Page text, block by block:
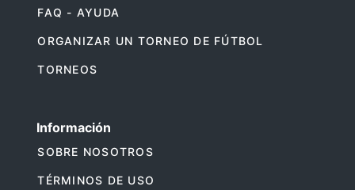
FAQ - AYUDA
ORGANIZAR UN TORNEO DE FÚTBOL
TORNEOS
Información
SOBRE NOSOTROS
TÉRMINOS DE USO